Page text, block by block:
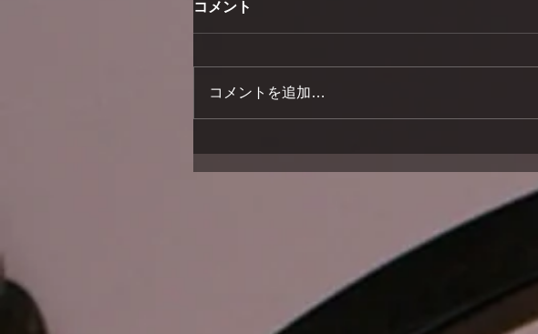
コメント
コメントを追加…